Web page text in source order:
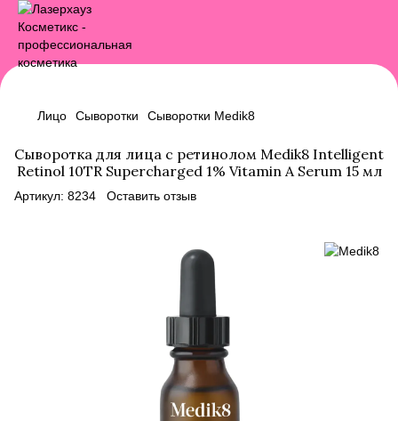
Лицо Сыворотки Сыворотки Medik8
Сыворотка для лица с ретинолом Medik8 Intelligent
Retinol 10TR Supercharged 1% Vitamin A Serum 15 мл
Артикул: 8234 Оставить отзыв